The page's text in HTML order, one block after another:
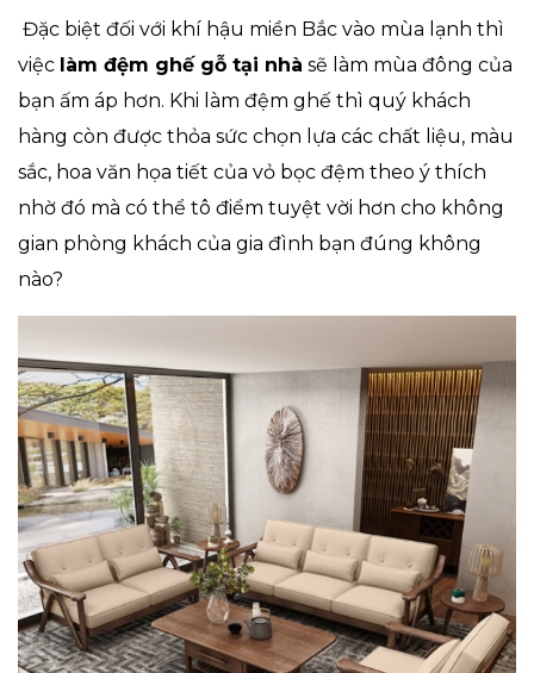
Đặc biệt đối với khí hậu miền Bắc vào mùa lạnh thì
việc làm đệm ghế gỗ tại nhà sẽ làm mùa đông của
bạn ấm áp hơn. Khi làm đệm ghế thì quý khách
hàng còn được thỏa sức chọn lựa các chất liệu, màu
sắc, hoa văn họa tiết của vỏ bọc đệm theo ý thích
nhờ đó mà có thể tô điểm tuyệt vời hơn cho không
gian phòng khách của gia đình bạn đúng không
nào?